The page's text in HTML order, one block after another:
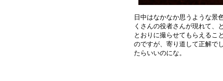
日中はなかなか思うような景
くさんの役者さんが現れて、
とおりに撮らせてもらえるこ
のですが、寄り道して正解で